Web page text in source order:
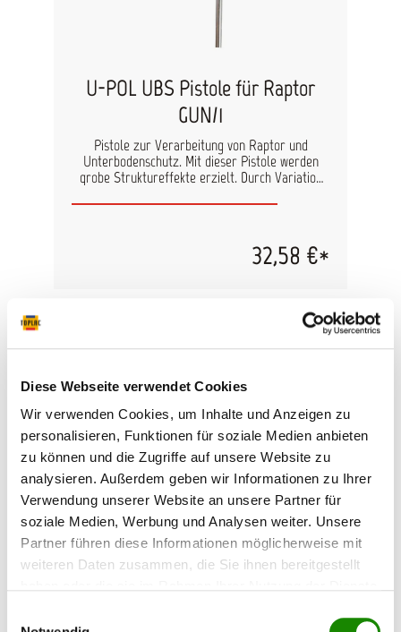
Diese Webseite verwendet Cookies
Wir verwenden Cookies, um Inhalte und Anzeigen zu
personalisieren, Funktionen für soziale Medien anbieten
zu können und die Zugriffe auf unsere Website zu
analysieren. Außerdem geben wir Informationen zu Ihrer
Verwendung unserer Website an unsere Partner für
soziale Medien, Werbung und Analysen weiter. Unsere
Partner führen diese Informationen möglicherweise mit
weiteren Daten zusammen, die Sie ihnen bereitgestellt
U-POL UBS Pistole für Raptor
GUN/1
Pistole zur Verarbeitung von Raptor und
Unterbodenschutz. Mit dieser Pistole werden
grobe Struktureffekte erzielt. Durch Variation
Lackieren lassen sich unterschiedliche
wird die Pistole einfach aufgeschraubt.
Umfassende Verarbeitungshinweise finden Sie
32,58 €*
Strukturwalze grob/gelb 110 mm